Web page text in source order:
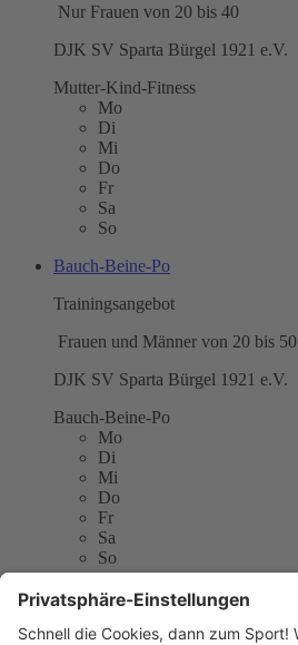
Nur Frauen von 20 bis 40
DJK SV Sparta Bürgel 1921 e.V.
Mutter-Kind-Fitness
Mo
Di
Mi
Do
Fr
Sa
So
Bauch-Beine-Po
Trainingsangebot
Frauen und Männer von 20 bis 50
DJK SV Sparta Bürgel 1921 e.V.
Bauch-Beine-Po
Mo
Di
Mi
Do
Fr
Sa
So
DJK SV Sparta Bürgel 1921 e.V.
Am Maingarten 410
63075 Offenbach am Main